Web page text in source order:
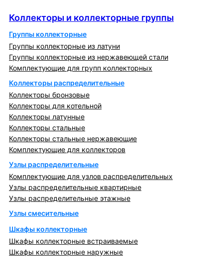
Коллекторы и коллекторные группы
Группы коллекторные
Группы коллекторные из латуни
Группы коллекторные из нержавеющей стали
Комплектующие для групп коллекторных
Коллекторы распределительные
Коллекторы бронзовые
Коллекторы для котельной
Коллекторы латунные
Коллекторы стальные
Коллекторы стальные нержавеющие
Комплектующие для коллекторов
Узлы распределительные
Комплектующие для узлов распределительных
Узлы распределительные квартирные
Узлы распределительные этажные
Узлы смесительные
Шкафы коллекторные
Шкафы коллекторные встраиваемые
Шкафы коллекторные наружные